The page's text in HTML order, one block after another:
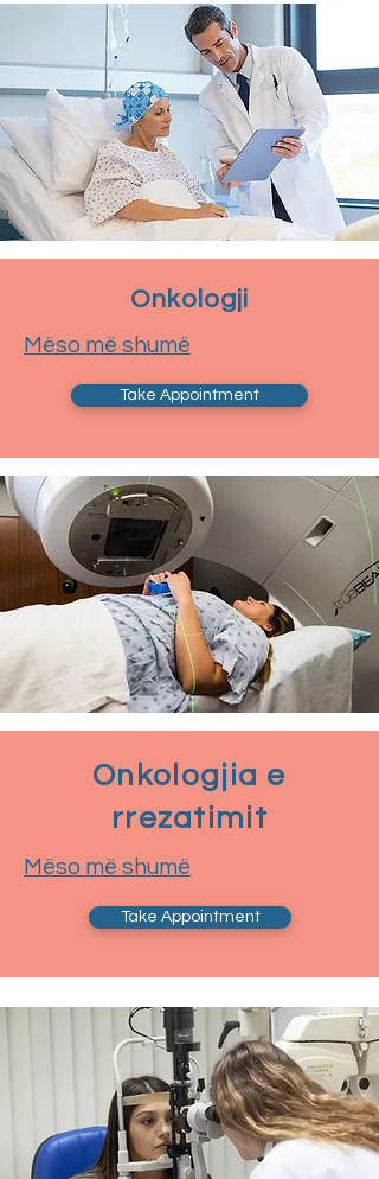
Onkologji
Mëso më shumë
Take Appointment
Onkologjia e
rrezatimit
Mëso më shumë
Take Appointment